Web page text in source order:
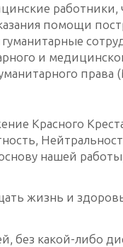
работники,
помощи
и
права
Красного
нашей
жизнь и
без какой-либо